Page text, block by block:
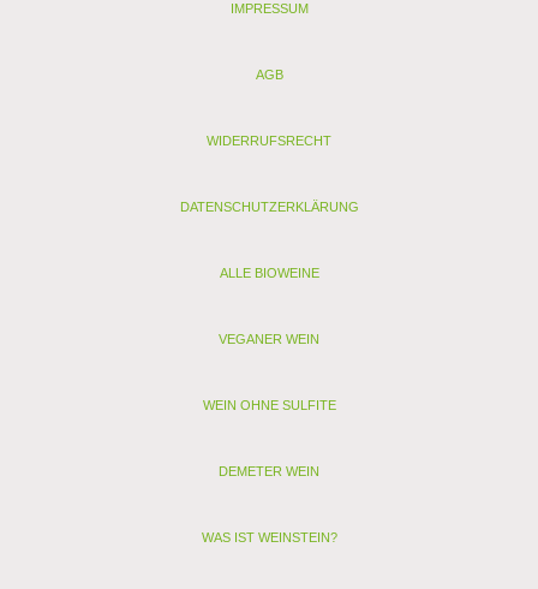
IMPRESSUM
AGB
WIDERRUFSRECHT
DATENSCHUTZERKLÄRUNG
ALLE BIOWEINE
VEGANER WEIN
WEIN OHNE SULFITE
DEMETER WEIN
WAS IST WEINSTEIN?